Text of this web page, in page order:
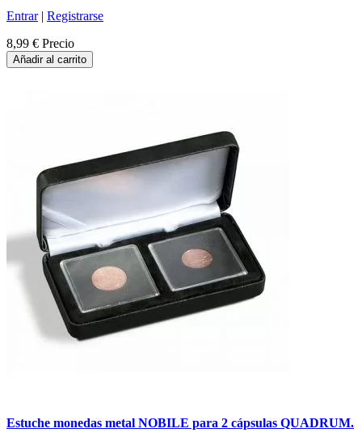
Entrar| Registrarse
8,99 € Precio
Añadir al carrito
Estuche monedas metal NOBILE para 2 cápsulas QUADRUM.